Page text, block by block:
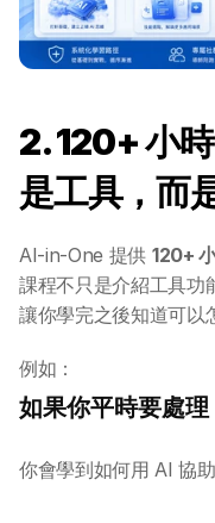
2. 120+ 小
是工具，而
AI-in-One 提供 120+
課程不只是介紹工具功
讓你學完之後知道可以
例如：
如果你平時要處
你會學到如何用 AI 協助